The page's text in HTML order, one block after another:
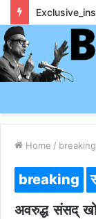
Home / breaking
breaking
अवरुद्ध संसद्